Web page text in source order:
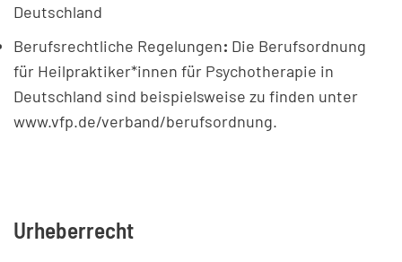
Deutschland
Berufsrechtliche Regelungen: Die Berufsordnung
für Heilpraktiker*innen für Psychotherapie in
Deutschland sind beispielsweise zu finden unter
www.vfp.de/verband/berufsordnung.
Urheberrecht